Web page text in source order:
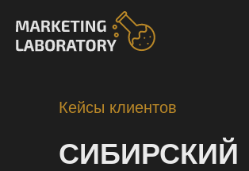
Кейсы клиентов
СИБИРСКИЙ